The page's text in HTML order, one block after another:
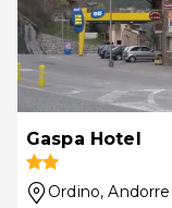
Gaspa Hotel
Ordino, Andorre